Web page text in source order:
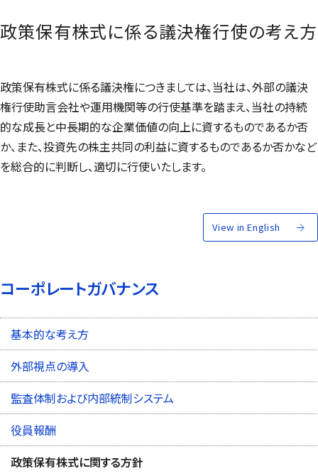
政策保有株式に係る議決権行使の考え方
政策保有株式に係る議決権につきましては、当社は、外部の議決
権行使助言会社や運用機関等の行使基準を踏まえ、当社の持続
的な成長と中長期的な企業価値の向上に資するものであるか否
か、また、投資先の株主共同の利益に資するものであるか否かなど
を総合的に判断し、適切に行使いたします。
View in English
コーポレートガバナンス
基本的な考え方
外部視点の導入
監査体制および内部統制システム
役員報酬
政策保有株式に関する方針